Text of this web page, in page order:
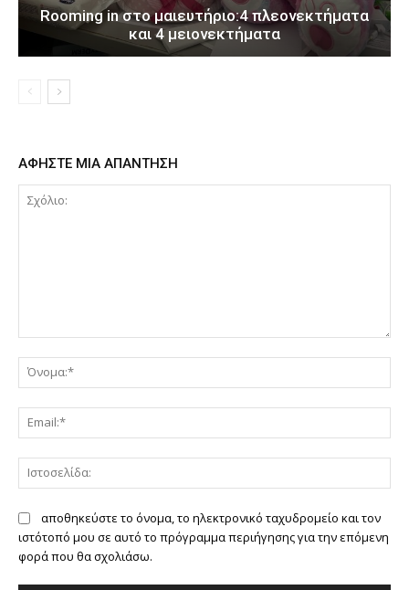
Rooming in στο μαιευτήριο:4 πλεονεκτήματα
και 4 μειονεκτήματα
ΑΦΗΣΤΕ ΜΙΑ ΑΠΑΝΤΗΣΗ
αποθηκεύστε το όνομα, το ηλεκτρονικό ταχυδρομείο και τον
ιστότοπό μου σε αυτό το πρόγραμμα περιήγησης για την επόμενη
φορά που θα σχολιάσω.